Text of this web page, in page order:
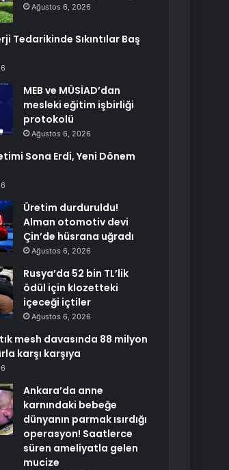
Ağustos 6, 2026
Tedarikinde Sıkıntılar Baş
MEB ve MÜSİAD’dan
mesleki eğitim işbirliği
protokolü
Ağustos 6, 2026
Sona Erdi, Yeni Dönem
Üretim durduruldu!
Alman otomotiv devi
Çin’de hüsrana uğradı
Ağustos 6, 2026
Rusya’da 52 bin TL’lik
ödül için klozetteki
içeceği içtiler
Ağustos 6, 2026
mesh davasında 88 milyon
karşı karşıya
Ankara’da anne
karnındaki bebeğe
dünyanın parmak ısırdığı
operasyon! Saatlerce
süren ameliyatla gelen
mucize